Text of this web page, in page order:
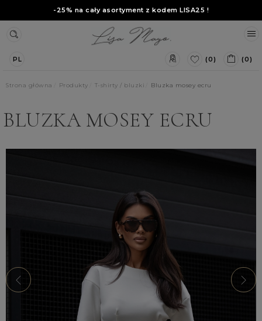
-25% na cały asortyment z kodem LISA25 !
PL (0) (0)
Strona główna Produkty T-shirty / bluzki Bluzka mosey ecru
BLUZKA MOSEY ECRU